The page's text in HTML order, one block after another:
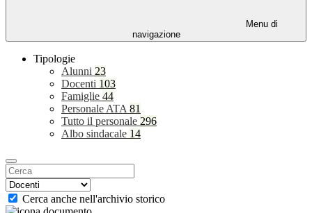
Menu di
navigazione
Tipologie
Alunni 23
Docenti 103
Famiglie 44
Personale ATA 81
Tutto il personale 296
Albo sindacale 14
Cerca anche nell'archivio storico